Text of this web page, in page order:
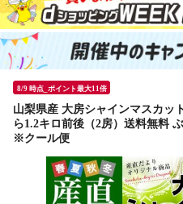
8/9 時点_ポイント最大11倍
山梨県産 大房シャインマスカッ
ら1.2キロ前後（2房）送料無料
※クール便